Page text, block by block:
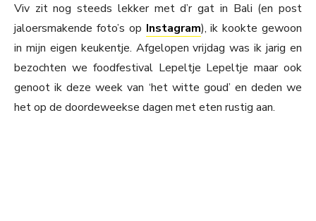
Viv zit nog steeds lekker met d’r gat in Bali (en post
jaloersmakende foto’s op Instagram), ik kookte gewoon
in mijn eigen keukentje. Afgelopen vrijdag was ik jarig en
bezochten we foodfestival Lepeltje Lepeltje maar ook
genoot ik deze week van ‘het witte goud’ en deden we
het op de doordeweekse dagen met eten rustig aan.